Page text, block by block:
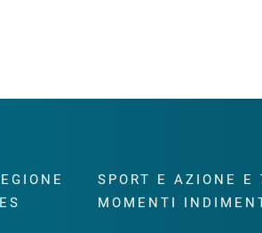
SPORT E AZIONE E
MOMENTI